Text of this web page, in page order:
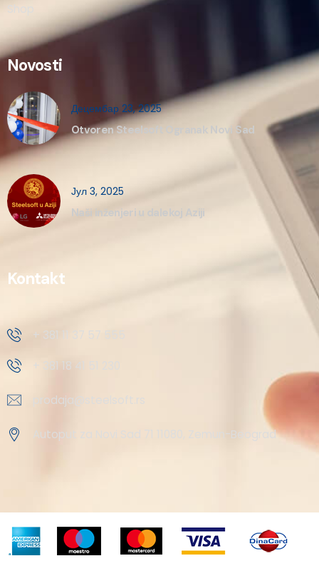
Shop
Novosti
Децембар 23, 2025
Otvoren Steelsoft Ogranak Novi Sad
Јул 3, 2025
Naši inženjeri u dalekoj Aziji
Kontakt
+ 381 11 37 57 555
+ 381 18 41 51 230
prodaja@steelsoft.rs
Autoput za Novi Sad 71 11080, Zemun-Beograd